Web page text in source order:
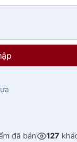
đã bán 127